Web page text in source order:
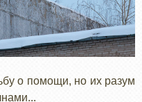
о помощи, но их разум